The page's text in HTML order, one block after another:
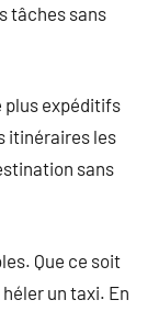
tâches sans
plus expéditifs
itinéraires les
sans
Que ce soit
un taxi. En